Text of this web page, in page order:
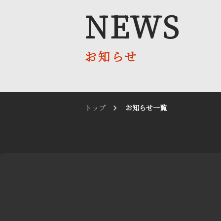
お知らせ
採用情報
NEWS
お知らせ
トップ お知らせ一覧